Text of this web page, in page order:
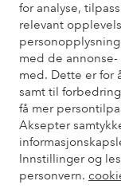
for analyse,
relevant
med de
med. Dette er for
samt til
få mer
Aksepter
Innstillinger og
personvern.
Trenger du hjelp?
Du finner svar på
også informasjon
Kundeservice
Mine sider